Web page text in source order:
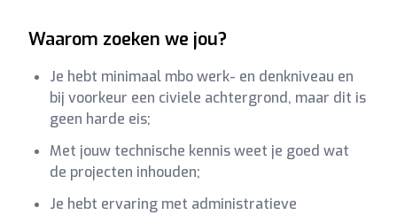
Waarom zoeken we jou?
Je hebt minimaal mbo werk- en denkniveau en
bij voorkeur een civiele achtergrond, maar dit is
geen harde eis;
Met jouw technische kennis weet je goed wat
de projecten inhouden;
Je hebt ervaring met administratieve